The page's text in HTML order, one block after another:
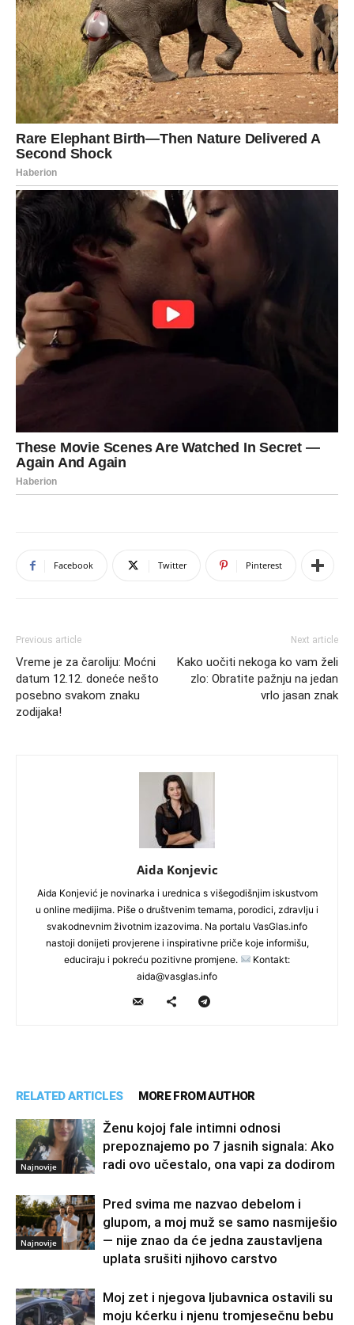
Facebook Twitter Pinterest
Previous article
Vreme je za čaroliju: Moćni
datum 12.12. doneće nešto
posebno svakom znaku
zodijaka!
Next article
Kako uočiti nekoga ko vam želi
zlo: Obratite pažnju na jedan
vrlo jasan znak
Aida Konjevic
Aida Konjević je novinarka i urednica s višegodišnjim iskustvom
u online medijima. Piše o društvenim temama, porodici, zdravlju i
svakodnevnim životnim izazovima. Na portalu VasGlas.info
nastoji donijeti provjerene i inspirativne priče koje informišu,
educiraju i pokreću pozitivne promjene.
Kontakt:
aida@vasglas.info
RELATED ARTICLES MORE FROM AUTHOR
Najnovije
Ženu kojoj fale intimni odnosi
prepoznajemo po 7 jasnih signala: Ako
radi ovo učestalo, ona vapi za dodirom
Najnovije
Pred svima me nazvao debelom i
glupom, a moj muž se samo nasmiješio
— nije znao da će jedna zaustavljena
uplata srušiti njihovo carstvo
Moj zet i njegova ljubavnica ostavili su
moju kćerku i njenu tromjesečnu bebu